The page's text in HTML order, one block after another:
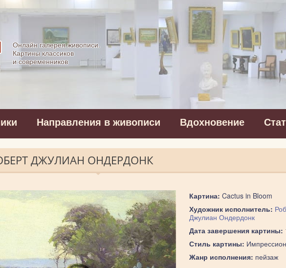
Allpainters.ru - картинная галерея
Онлайн галерея живописи.
Картины классиков
и современников
Направления в живописи Вдохновение
ДЖУЛИАН ОНДЕРДОНК
Картина: Cactus in Bloom
Художник исполнитель:
Джулиан Ондердонк
Дата завершения картины:
Стиль картины:
Жанр исполнения: пейзаж